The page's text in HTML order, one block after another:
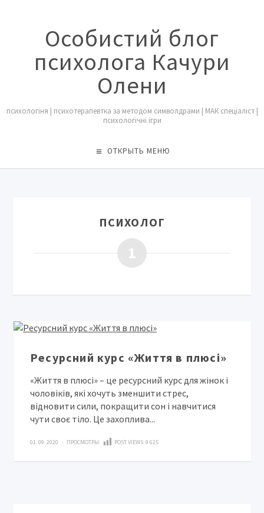
Особистий блог
психолога Качури
Олени
психологіня | психотерапевтка за методом символдрами | МАК спеціаліст |
психологічні ігри
ОТКРЫТЬ МЕНЮ
ПСИХОЛОГ
1
Ресурсний курс «Життя в плюсі»
«Життя в плюсі» – це ресурсний курс для жінок і
чоловіків, які хочуть зменшити стрес,
відновити сили, покращити сон і навчитися
чути своє тіло. Це захоплива...
01. 09. 2020 · ПРОСМОТРЫ: POST VIEWS:9 625